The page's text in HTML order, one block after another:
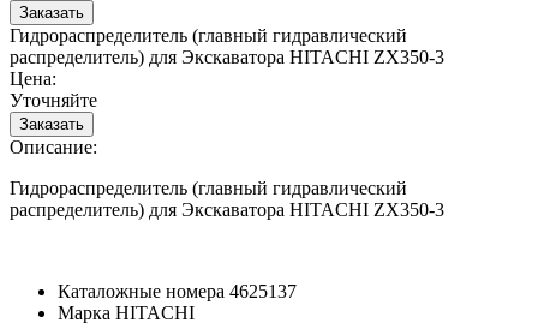
Гидрораспределитель (главный гидравлический
распределитель) для Экскаватора HITACHI ZX350-3
Цена:
Уточняйте
Описание:
Гидрораспределитель (главный гидравлический
распределитель) для Экскаватора HITACHI ZX350-3
Каталожные номера 4625137
Марка HITACHI